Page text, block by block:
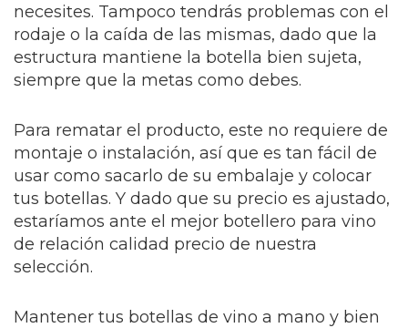
necesites. Tampoco tendrás problemas con el
rodaje o la caída de las mismas, dado que la
estructura mantiene la botella bien sujeta,
siempre que la metas como debes.
Para rematar el producto, este no requiere de
montaje o instalación, así que es tan fácil de
usar como sacarlo de su embalaje y colocar
tus botellas. Y dado que su precio es ajustado,
estaríamos ante el mejor botellero para vino
de relación calidad precio de nuestra
selección.
Mantener tus botellas de vino a mano y bien